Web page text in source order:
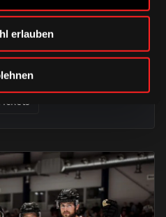
erlauben
weitere Liga-
- Mitglieder-